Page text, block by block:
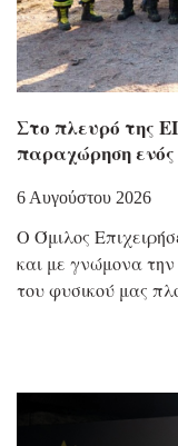
Στο πλευρό της
παραχώρηση
6 Αυγούστου 2026
Ο Όμιλος
και με γνώμονα
του φυσικού μας